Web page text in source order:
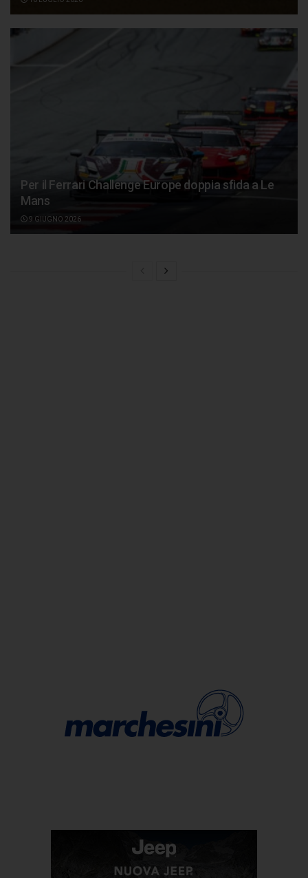
Per il Ferrari Challenge Europe doppia sfida a Le
Mans
9 GIUGNO 2026